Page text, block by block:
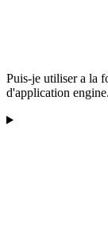
Puis-je utiliser a la
d'application